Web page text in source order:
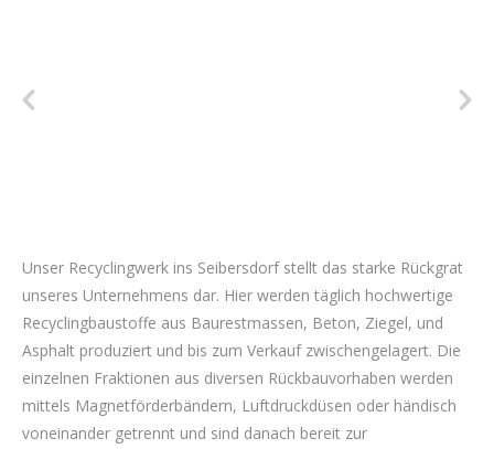
Unser Recyclingwerk ins Seibersdorf stellt das starke Rückgrat
unseres Unternehmens dar. Hier werden täglich hochwertige
Recyclingbaustoffe aus Baurestmassen, Beton, Ziegel, und
Asphalt produziert und bis zum Verkauf zwischengelagert. Die
einzelnen Fraktionen aus diversen Rückbauvorhaben werden
mittels Magnetförderbändern, Luftdruckdüsen oder händisch
voneinander getrennt und sind danach bereit zur